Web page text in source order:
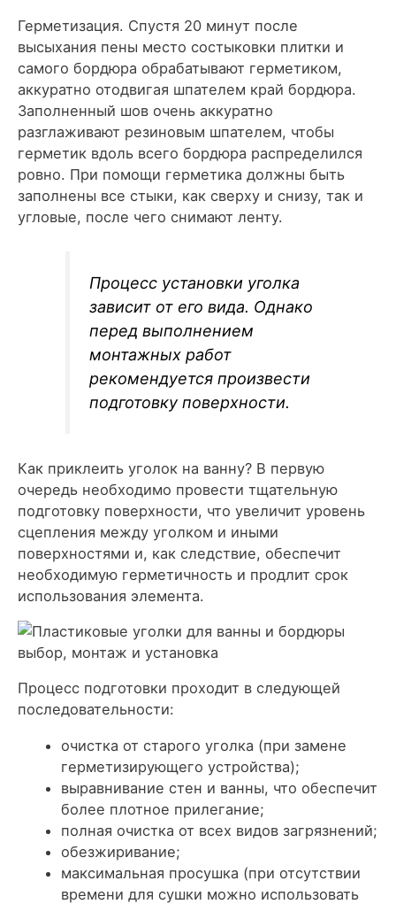
Герметизация. Спустя 20 минут после
высыхания пены место состыковки плитки и
самого бордюра обрабатывают герметиком,
аккуратно отодвигая шпателем край бордюра.
Заполненный шов очень аккуратно
разглаживают резиновым шпателем, чтобы
герметик вдоль всего бордюра распределился
ровно. При помощи герметика должны быть
заполнены все стыки, как сверху и снизу, так и
угловые, после чего снимают ленту.
Процесс установки уголка
зависит от его вида. Однако
перед выполнением
монтажных работ
рекомендуется произвести
подготовку поверхности.
Как приклеить уголок на ванну? В первую
очередь необходимо провести тщательную
подготовку поверхности, что увеличит уровень
сцепления между уголком и иными
поверхностями и, как следствие, обеспечит
необходимую герметичность и продлит срок
использования элемента.
Процесс подготовки проходит в следующей
последовательности:
очистка от старого уголка (при замене
герметизирующего устройства);
выравнивание стен и ванны, что обеспечит
более плотное прилегание;
полная очистка от всех видов загрязнений;
обезжиривание;
максимальная просушка (при отсутствии
времени для сушки можно использовать